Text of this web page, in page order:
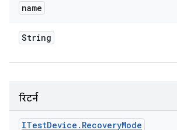
name
String
रिटर्न
ITestDevice . RecoveryMode